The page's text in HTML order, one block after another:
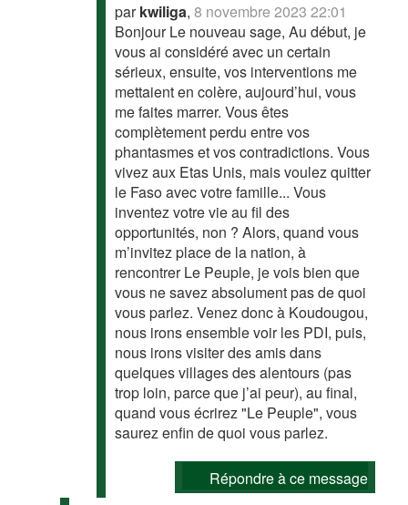
parkwiliga,8 novembre 2023 22:01
Bonjour Le nouveau sage, Au début, je
vous ai considéré avec un certain
sérieux, ensuite, vos interventions me
mettaient en colère, aujourd’hui, vous
me faites marrer. Vous êtes
complètement perdu entre vos
phantasmes et vos contradictions. Vous
vivez aux Etas Unis, mais voulez quitter
le Faso avec votre famille... Vous
inventez votre vie au fil des
opportunités, non ? Alors, quand vous
m’invitez place de la nation, à
rencontrer Le Peuple, je vois bien que
vous ne savez absolument pas de quoi
vous parlez. Venez donc à Koudougou,
nous irons ensemble voir les PDI, puis,
nous irons visiter des amis dans
quelques villages des alentours (pas
trop loin, parce que j’ai peur), au final,
quand vous écrirez "Le Peuple", vous
saurez enfin de quoi vous parlez.
Répondre à ce message